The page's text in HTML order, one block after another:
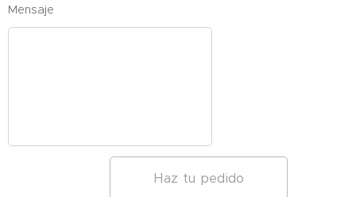
Mensaje
Haz tu pedido